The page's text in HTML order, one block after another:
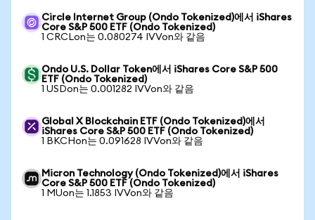
Circle Internet Group (Ondo Tokenized)에서 iShares
Core S&P 500 ETF (Ondo Tokenized)
1 CRCLon는 0.080274 IVVon와 같음
Ondo U.S. Dollar Token에서 iShares Core S&P 500
ETF (Ondo Tokenized)
1 USDon는 0.001282 IVVon와 같음
Global X Blockchain ETF (Ondo Tokenized)에서
iShares Core S&P 500 ETF (Ondo Tokenized)
1 BKCHon는 0.091628 IVVon와 같음
Micron Technology (Ondo Tokenized)에서 iShares
Core S&P 500 ETF (Ondo Tokenized)
1 MUon는 1.1853 IVVon와 같음